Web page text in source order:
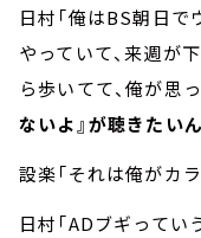
日村「俺はBS朝日
やっていて、来週が
ら歩いてて、俺が思
ないよ』が聴きたい
設楽「それは俺がカ
日村「ADブギってい